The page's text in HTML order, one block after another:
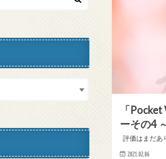
「
ーその4
評価はまだあ
2021.02.06